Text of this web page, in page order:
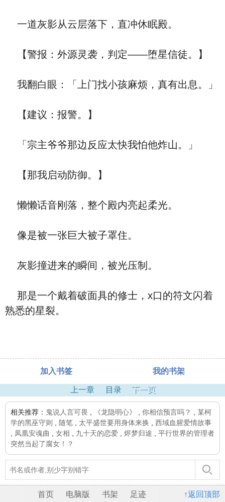
一道灰影从云层落下，直冲休眠殿。
【警报：外源灵袭，判定——堕星信徒。】
我翻白眼：「上门找小孩麻烦，真有出息。」
【建议：报警。】
「宗主爷爷那边反应太快我怕他炸山。」
【那我启动防御。】
懒懒话音刚落，整个殿内亮起柔光。
像是被一张巨大被子罩住。
灰影撞进来的瞬间，被光压制。
那是一个戴着破面具的修士，x口的符文闪着
熟悉的星裂。
加入书签 我的书架
上一章 目录 下一页
相关推荐： 鬼说人言可畏 《龙隐明心》 你相信预言吗？
某柯
学的黑巫守则
随笔 太平盛世要用身体来换
西域血腥爱情故事
凤凰安魂曲 女相 九十天的恋爱 烬梦归途
平行世界的管理者
突然当起了腐女！？
↑返回顶部
首页 电脑版 书架 足迹